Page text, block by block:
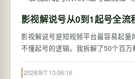
影视解说号从0到1起号全
影视解说号是短视频平台最容易起
不懂起号的逻辑。我拆解了50个百
2026/8/7 13:06:16